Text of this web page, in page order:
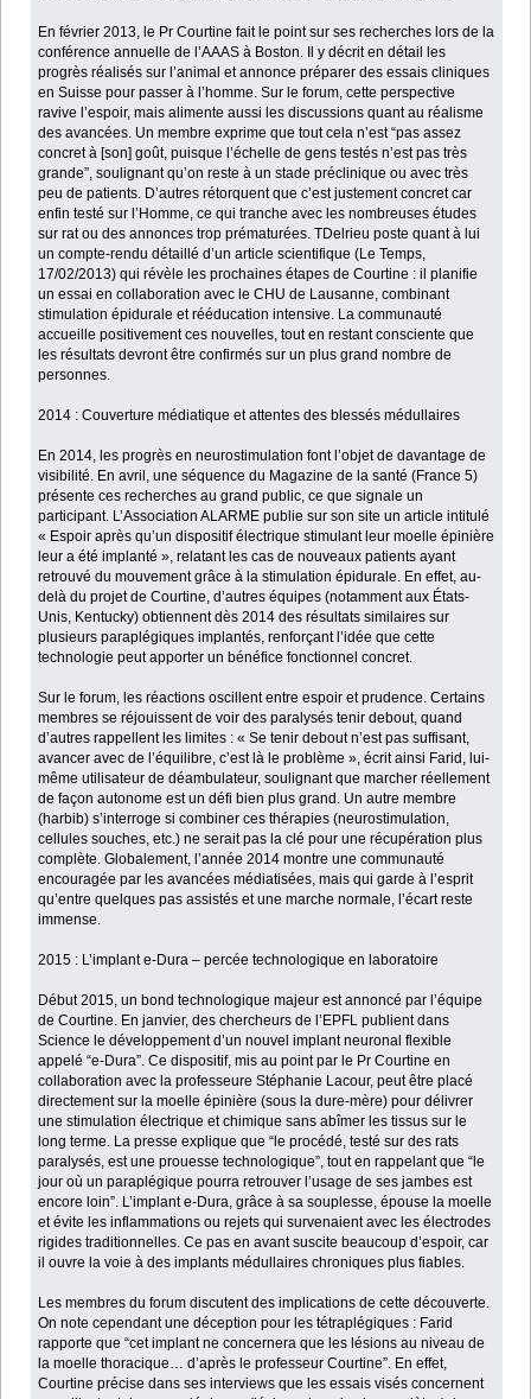
En février 2013, le Pr Courtine fait le point sur ses recherches lors de la
conférence annuelle de l’AAAS à Boston. Il y décrit en détail les
progrès réalisés sur l’animal et annonce préparer des essais cliniques
en Suisse pour passer à l’homme. Sur le forum, cette perspective
ravive l’espoir, mais alimente aussi les discussions quant au réalisme
des avancées. Un membre exprime que tout cela n’est “pas assez
concret à [son] goût, puisque l’échelle de gens testés n’est pas très
grande”, soulignant qu’on reste à un stade préclinique ou avec très
peu de patients. D’autres rétorquent que c’est justement concret car
enfin testé sur l’Homme, ce qui tranche avec les nombreuses études
sur rat ou des annonces trop prématurées. TDelrieu poste quant à lui
un compte-rendu détaillé d’un article scientifique (Le Temps,
17/02/2013) qui révèle les prochaines étapes de Courtine : il planifie
un essai en collaboration avec le CHU de Lausanne, combinant
stimulation épidurale et rééducation intensive. La communauté
accueille positivement ces nouvelles, tout en restant consciente que
les résultats devront être confirmés sur un plus grand nombre de
personnes.
2014 : Couverture médiatique et attentes des blessés médullaires
En 2014, les progrès en neurostimulation font l’objet de davantage de
visibilité. En avril, une séquence du Magazine de la santé (France 5)
présente ces recherches au grand public, ce que signale un
participant. L’Association ALARME publie sur son site un article intitulé
« Espoir après qu’un dispositif électrique stimulant leur moelle épinière
leur a été implanté », relatant les cas de nouveaux patients ayant
retrouvé du mouvement grâce à la stimulation épidurale. En effet, au-
delà du projet de Courtine, d’autres équipes (notamment aux États-
Unis, Kentucky) obtiennent dès 2014 des résultats similaires sur
plusieurs paraplégiques implantés, renforçant l’idée que cette
technologie peut apporter un bénéfice fonctionnel concret.
Sur le forum, les réactions oscillent entre espoir et prudence. Certains
membres se réjouissent de voir des paralysés tenir debout, quand
d’autres rappellent les limites : « Se tenir debout n’est pas suffisant,
avancer avec de l’équilibre, c’est là le problème », écrit ainsi Farid, lui-
même utilisateur de déambulateur, soulignant que marcher réellement
de façon autonome est un défi bien plus grand. Un autre membre
(harbib) s’interroge si combiner ces thérapies (neurostimulation,
cellules souches, etc.) ne serait pas la clé pour une récupération plus
complète. Globalement, l’année 2014 montre une communauté
encouragée par les avancées médiatisées, mais qui garde à l’esprit
qu’entre quelques pas assistés et une marche normale, l’écart reste
immense.
2015 : L’implant e-Dura – percée technologique en laboratoire
Début 2015, un bond technologique majeur est annoncé par l’équipe
de Courtine. En janvier, des chercheurs de l’EPFL publient dans
Science le développement d’un nouvel implant neuronal flexible
appelé “e-Dura”. Ce dispositif, mis au point par le Pr Courtine en
collaboration avec la professeure Stéphanie Lacour, peut être placé
directement sur la moelle épinière (sous la dure-mère) pour délivrer
une stimulation électrique et chimique sans abîmer les tissus sur le
long terme. La presse explique que “le procédé, testé sur des rats
paralysés, est une prouesse technologique”, tout en rappelant que “le
jour où un paraplégique pourra retrouver l’usage de ses jambes est
encore loin”. L’implant e-Dura, grâce à sa souplesse, épouse la moelle
et évite les inflammations ou rejets qui survenaient avec les électrodes
rigides traditionnelles. Ce pas en avant suscite beaucoup d’espoir, car
il ouvre la voie à des implants médullaires chroniques plus fiables.
Les membres du forum discutent des implications de cette découverte.
On note cependant une déception pour les tétraplégiques : Farid
rapporte que “cet implant ne concernera que les lésions au niveau de
la moelle thoracique… d’après le professeur Courtine”. En effet,
Courtine précise dans ses interviews que les essais visés concernent